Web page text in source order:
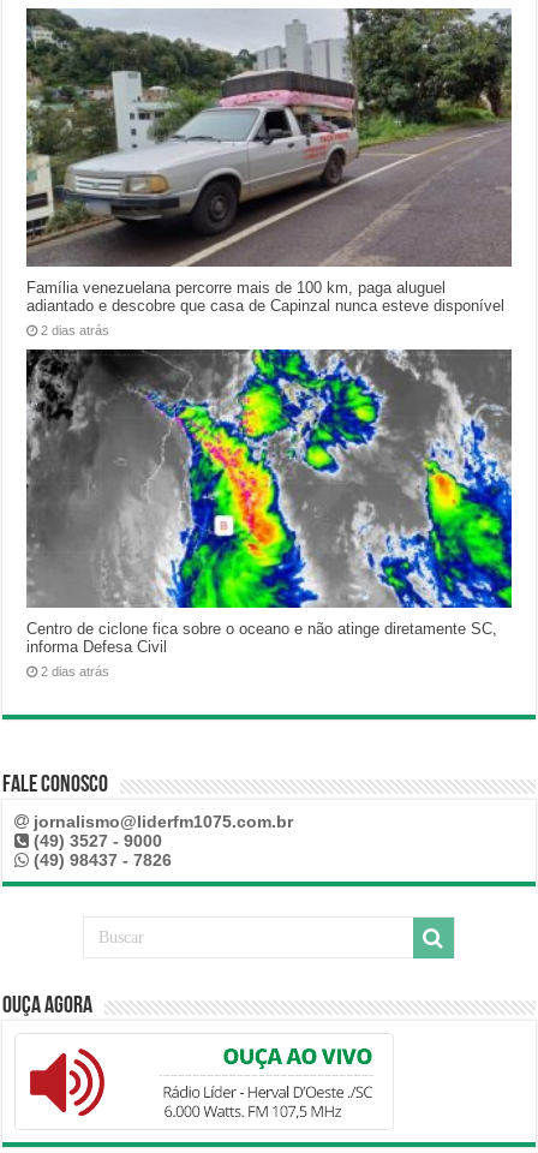
Família venezuelana percorre mais de 100 km, paga aluguel
adiantado e descobre que casa de Capinzal nunca esteve disponível
2 dias atrás
Centro de ciclone fica sobre o oceano e não atinge diretamente SC,
informa Defesa Civil
2 dias atrás
Fale Conosco
jornalismo@liderfm1075.com.br
(49) 3527 - 9000
(49) 98437 - 7826
Ouça Agora